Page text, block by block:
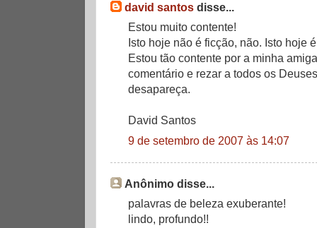
david santos disse...
Estou muito contente!
Isto hoje não é ficção, não. Isto hoje
Estou tão contente por a minha
comentário e rezar a todos os
desapareça.
David Santos
9 de setembro de 2007 às 14:07
Anônimo disse...
palavras de beleza exuberante!
lindo, profundo!!